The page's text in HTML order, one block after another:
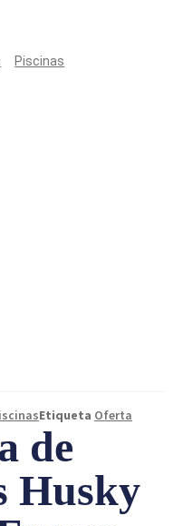
Piscinas
Etiqueta Oferta
de
Husky